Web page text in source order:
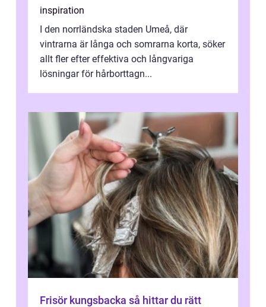
inspiration
I den norrländska staden Umeå, där
vintrarna är långa och somrarna korta, söker
allt fler efter effektiva och långvariga
lösningar för hårborttagn...
Frisör kungsbacka så hittar du rätt